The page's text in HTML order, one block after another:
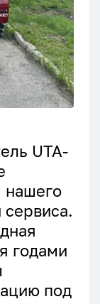
UTA-
нашего
годами
под